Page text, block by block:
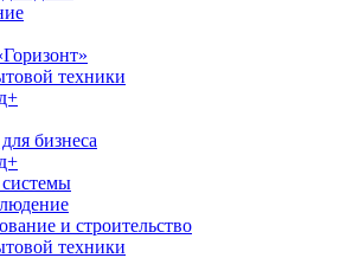
техники
бизнеса
и строительство
техники